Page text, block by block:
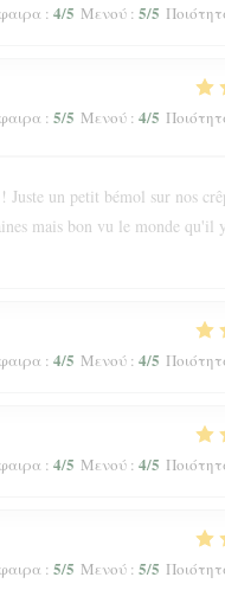
: 4/5 Μενού: 5/5
: 5/5 Μενού: 4/5
un petit bémol sur nos
mais bon vu le monde qu'il
: 4/5 Μενού: 4/5
: 4/5 Μενού: 4/5
: 5/5 Μενού: 5/5